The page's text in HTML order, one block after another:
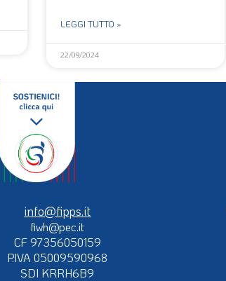
LEGGI TUTTO »
22/09/2024
info@fipps.it
fiwh@pec.it
CF 97356050159
P.IVA 05009590968
SDI KRRH6B9